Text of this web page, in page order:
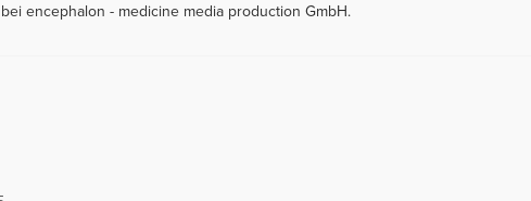
encephalon - medicine media production GmbH.